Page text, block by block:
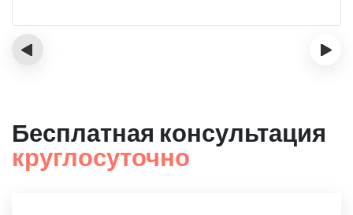
‹ ›
Бесплатная консультация
круглосуточно